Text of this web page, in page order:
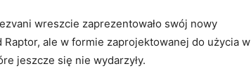
wreszcie zaprezentowało swój nowy
Raptor, ale w formie zaprojektowanej do użycia w
jeszcze się nie wydarzyły.